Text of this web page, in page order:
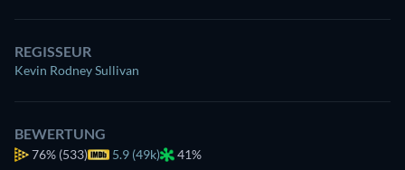
REGISSEUR
Kevin Rodney Sullivan
BEWERTUNG
76% (533) 5.9 (49k) 41%